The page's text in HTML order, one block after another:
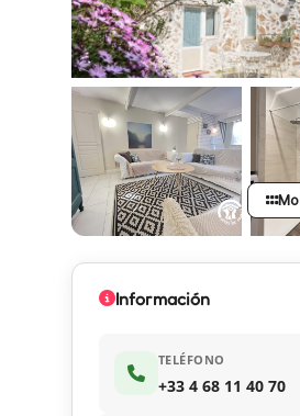
Información
TELÉFONO
+33 4 68 11 40 70